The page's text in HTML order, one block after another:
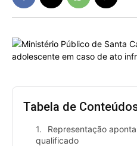
Tabela de
Representação
qualificado